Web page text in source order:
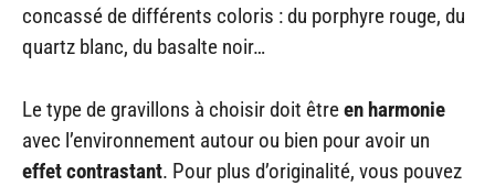
concassé de différents coloris : du porphyre rouge, du
quartz blanc, du basalte noir…
Le type de gravillons à choisir doit êtreen harmonie
avec l’environnement autour ou bien pour avoir un
effet contrastant. Pour plus d’originalité, vous pouvez